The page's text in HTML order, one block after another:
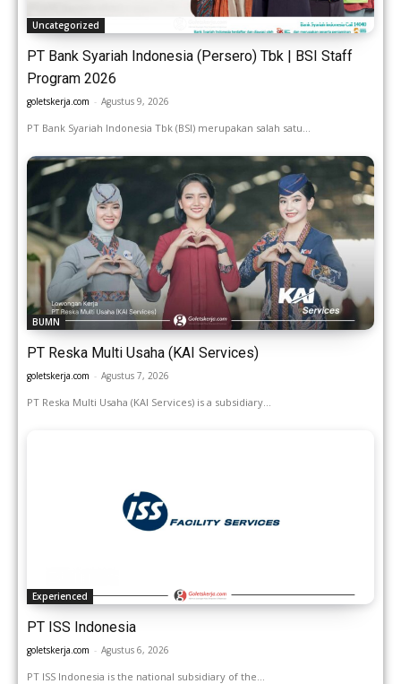
Uncategorized
PT Bank Syariah Indonesia (Persero) Tbk | BSI Staff
Program 2026
goletskerja.com - Agustus 9, 2026
PT Bank Syariah Indonesia Tbk (BSI) merupakan salah satu...
BUMN
PT Reska Multi Usaha (KAI Services)
goletskerja.com - Agustus 7, 2026
PT Reska Multi Usaha (KAI Services) is a subsidiary...
Experienced
PT ISS Indonesia
goletskerja.com - Agustus 6, 2026
PT ISS Indonesia is the national subsidiary of the...